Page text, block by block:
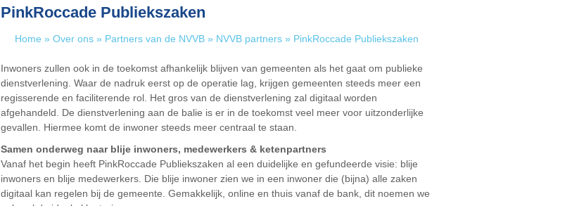
PinkRoccade Publiekszaken
Home » Over ons » Partners van de NVVB » NVVB partners » PinkRoccade Publiekszaken
Inwoners zullen ook in de toekomst afhankelijk blijven van gemeenten als het gaat om publieke
dienstverlening. Waar de nadruk eerst op de operatie lag, krijgen gemeenten steeds meer een
regisserende en faciliterende rol. Het gros van de dienstverlening zal digitaal worden
afgehandeld. De dienstverlening aan de balie is er in de toekomst veel meer voor uitzonderlijke
gevallen. Hiermee komt de inwoner steeds meer centraal te staan.
Samen onderweg naar blije inwoners, medewerkers & ketenpartners
Vanaf het begin heeft PinkRoccade Publiekszaken al een duidelijke en gefundeerde visie: blije
inwoners en blije medewerkers. Die blije inwoner zien we in een inwoner die (bijna) alle zaken
digitaal kan regelen bij de gemeente. Gemakkelijk, online en thuis vanaf de bank, dit noemen we